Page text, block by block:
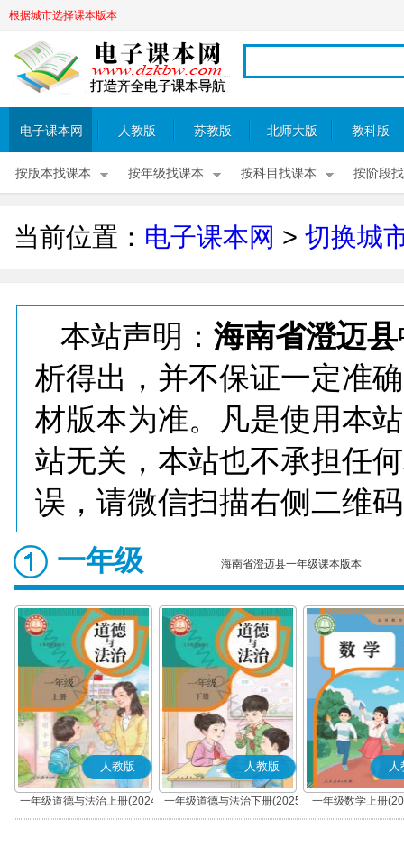
根据城市选择课本版本
电子课本网 人教版 苏教版 北师大版 教科版
按版本找课本 按年级找课本 按科目找课本 按阶段
当前位置： 电子课本网 > 切换城
本站声明： 海南省澄迈县
析得出，并不保证一定准
材版本为准。凡是使用本
站无关，本站也不承担任
误，请微信扫描右侧二维
一年级 海南省澄迈县一年级课本版本
人教版
一年级道德与法治上册(2024
秋版)(部编版)
人教版
一年级道德与法治下册(2025
春版)(部编版)
人
一年级数学上册